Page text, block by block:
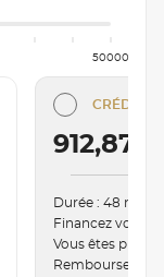
50000
CRÉDIT
912,87
Durée : 48 mois
Financez votre
Vous êtes